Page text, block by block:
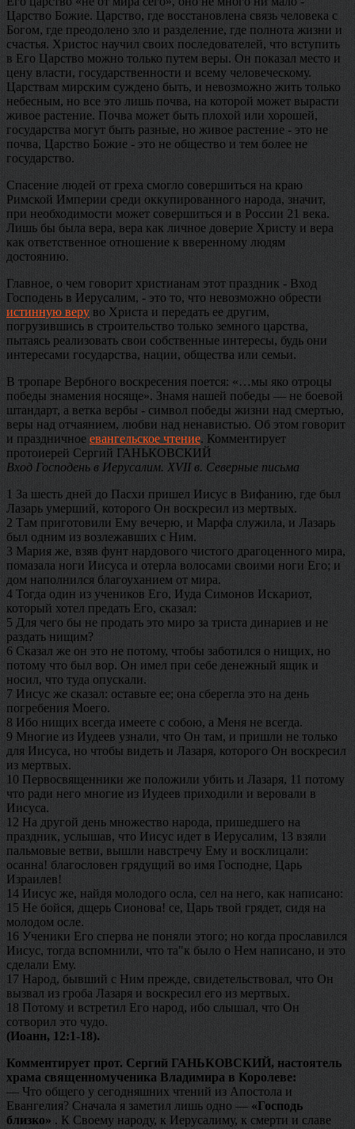
Царство Божие. Царство, где восстановлена связь человека с
Богом, где преодолено зло и разделение, где полнота жизни и
счастья. Христос научил своих последователей, что вступить
в Его Царство можно только путем веры. Он показал место и
цену власти, государственности и всему человеческому.
Царствам мирским суждено быть, и невозможно жить только
небесным, но все это лишь почва, на которой может вырасти
живое растение. Почва может быть плохой или хорошей,
государства могут быть разные, но живое растение - это не
почва, Царство Божие - это не общество и тем более не
государство.
Спасение людей от греха смогло совершиться на краю
Римской Империи среди оккупированного народа, значит,
при необходимости может совершиться и в России 21 века.
Лишь бы была вера, вера как личное доверие Христу и вера
как ответственное отношение к вверенному людям
достоянию.
Главное, о чем говорит христианам этот праздник - Вход
Господень в Иерусалим, - это то, что невозможно обрести
истинную веру во Христа и передать ее другим,
погрузившись в строительство только земного царства,
пытаясь реализовать свои собственные интересы, будь они
интересами государства, нации, общества или семьи.
В тропаре Вербного воскресения поется: «…мы яко отроцы
победы знамения носяще». Знамя нашей победы — не боевой
штандарт, а ветка вербы - символ победы жизни над смертью,
веры над отчаянием, любви над ненавистью. Об этом говорит
и праздничное евангельское чтение. Комментирует
протоиерей Сергий ГАНЬКОВСКИЙ
Вход Господень в Иерусалим. XVII в. Северные письма
1 За шесть дней до Пасхи пришел Иисус в Вифанию, где был
Лазарь умерший, которого Он воскресил из мертвых.
2 Там приготовили Ему вечерю, и Марфа служила, и Лазарь
был одним из возлежавших с Ним.
3 Мария же, взяв фунт нардового чистого драгоценного мира,
помазала ноги Иисуса и отерла волосами своими ноги Его; и
дом наполнился благоуханием от мира.
4 Тогда один из учеников Его, Иуда Симонов Искариот,
который хотел предать Его, сказал:
5 Для чего бы не продать это миро за триста динариев и не
раздать нищим?
6 Сказал же он это не потому, чтобы заботился о нищих, но
потому что был вор. Он имел при себе денежный ящик и
носил, что туда опускали.
7 Иисус же сказал: оставьте ее; она сберегла это на день
погребения Моего.
8 Ибо нищих всегда имеете с собою, а Меня не всегда.
9 Многие из Иудеев узнали, что Он там, и пришли не только
для Иисуса, но чтобы видеть и Лазаря, которого Он воскресил
из мертвых.
10 Первосвященники же положили убить и Лазаря, 11 потому
что ради него многие из Иудеев приходили и веровали в
Иисуса.
12 На другой день множество народа, пришедшего на
праздник, услышав, что Иисус идет в Иерусалим, 13 взяли
пальмовые ветви, вышли навстречу Ему и восклицали:
осанна! благословен грядущий во имя Господне, Царь
Израилев!
14 Иисус же, найдя молодого осла, сел на него, как написано:
15 Не бойся, дщерь Сионова! се, Царь твой грядет, сидя на
молодом осле.
16 Ученики Его сперва не поняли этого; но когда прославился
Иисус, тогда вспомнили, что та"к было о Нем написано, и это
сделали Ему.
17 Народ, бывший с Ним прежде, свидетельствовал, что Он
вызвал из гроба Лазаря и воскресил его из мертвых.
18 Потому и встретил Его народ, ибо слышал, что Он
сотворил это чудо.
(Иоанн, 12:1-18).
Комментирует прот. Сергий ГАНЬКОВСКИЙ, настоятель
храма священномученика Владимира в Королеве:
— Что общего у сегодняшних чтений из Апостола и
Евангелия? Сначала я заметил лишь одно — «Господь
близко» . К Своему народу, к Иерусалиму, к смерти и славе